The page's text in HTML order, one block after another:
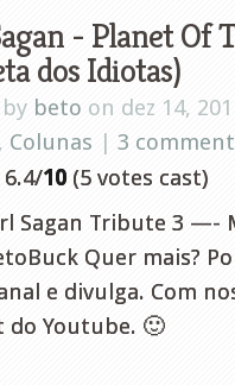
- Planet Of
dos Idiotas)
beto on dez 14,
, Colunas | 3
10 (5 votes cast)
Sagan Tribute 3 —-
Quer mais?
e divulga. Com
do Youtube. 🙂